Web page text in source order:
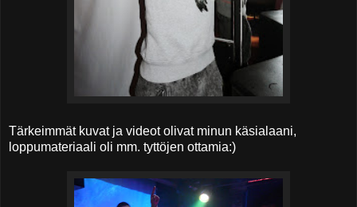
Tärkeimmät kuvat ja videot olivat minun käsialaani,
loppumateriaali oli mm. tyttöjen ottamia:)